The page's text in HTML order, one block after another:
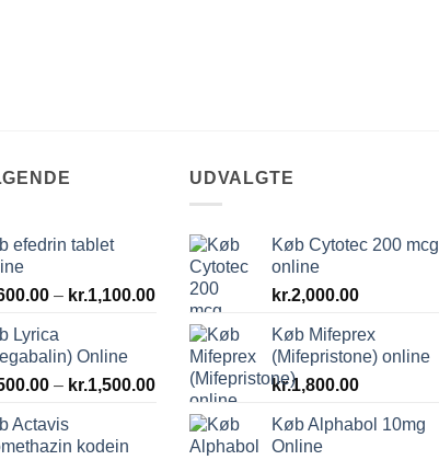
efedrin tablet
– kr.1,100.00Prisinterval:
kr.600.00
kr.1,100.00
Lyrica
Online
– kr.1,500.00Prisinterval:
kr.500.00
kr.1,500.00
Actavis
kodein
UDVALGTE
Køb Cytotec 200 mcg
online
kr.2,000.00
Køb Mifeprex
(Mifepristone) online
kr.1,800.00
Køb Alphabol 10mg
Online